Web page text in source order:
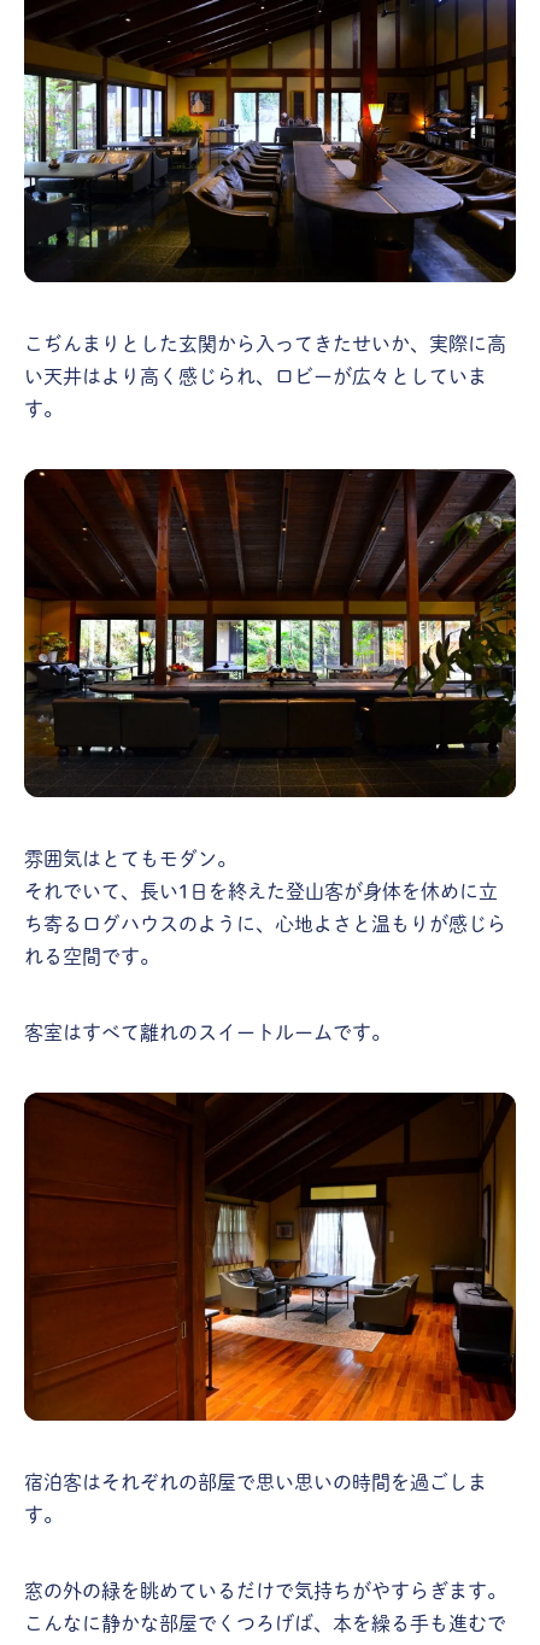
こぢんまりとした玄関から入ってきたせいか、実際に高
い天井はより高く感じられ、ロビーが広々としていま
す。
雰囲気はとてもモダン。
それでいて、長い1日を終えた登山客が身体を休めに立
ち寄るログハウスのように、心地よさと温もりが感じら
れる空間です。
客室はすべて離れのスイートルームです。
宿泊客はそれぞれの部屋で思い思いの時間を過ごしま
す。
窓の外の緑を眺めているだけで気持ちがやすらぎます。
こんなに静かな部屋でくつろげば、本を繰る手も進むで